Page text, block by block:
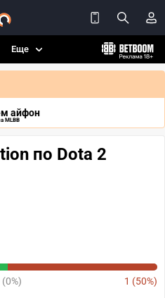
Еще
айфон
MLBB
по Dota 2
(0%) 1 (50%)